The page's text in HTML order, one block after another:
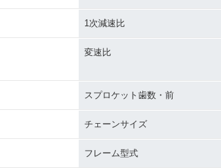
1次減速比
変速比
スプロケット歯数・前
チェーンサイズ
フレーム型式